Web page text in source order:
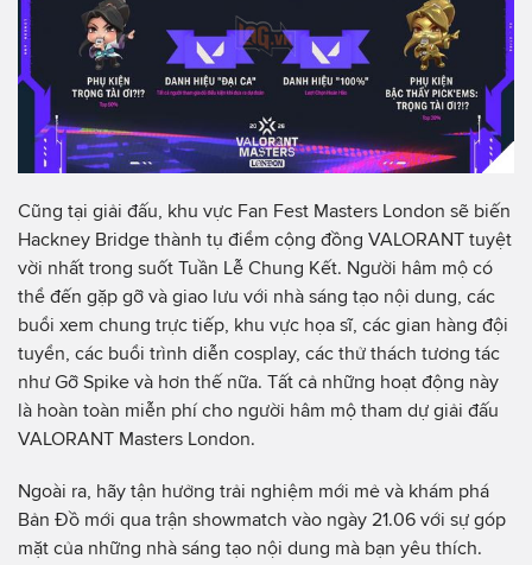
Cũng tại giải đấu, khu vực Fan Fest Masters London sẽ biến
Hackney Bridge thành tụ điểm cộng đồng VALORANT tuyệt
vời nhất trong suốt Tuần Lễ Chung Kết. Người hâm mộ có
thể đến gặp gỡ và giao lưu với nhà sáng tạo nội dung, các
buổi xem chung trực tiếp, khu vực họa sĩ, các gian hàng đội
tuyển, các buổi trình diễn cosplay, các thử thách tương tác
như Gỡ Spike và hơn thế nữa. Tất cả những hoạt động này
là hoàn toàn miễn phí cho người hâm mộ tham dự giải đấu
VALORANT Masters London.
Ngoài ra, hãy tận hưởng trải nghiệm mới mẻ và khám phá
Bản Đồ mới qua trận showmatch vào ngày 21.06 với sự góp
mặt của những nhà sáng tạo nội dung mà bạn yêu thích.